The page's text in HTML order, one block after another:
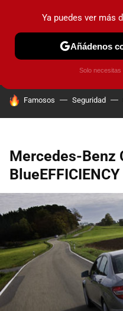
PRUEBAS COCHES
HOY SE HABLA DE
Famosos Seguridad
Mercedes-Benz
BlueEFFICIENCY
Ya puedes ver más
Añádenos
Solo necesitas